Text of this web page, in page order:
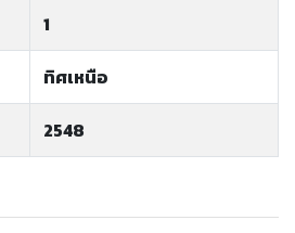
1
ทิศเหนือ
2548